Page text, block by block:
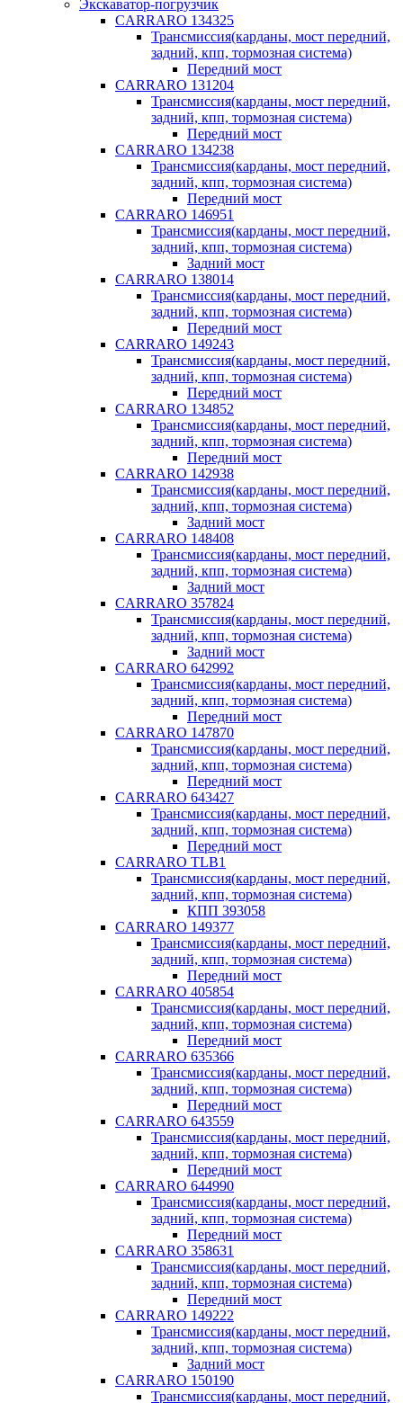
Экскаватор-погрузчик
CARRARO 134325
Трансмиссия(карданы, мост передний,
задний, кпп, тормозная система)
Передний мост
CARRARO 131204
Трансмиссия(карданы, мост передний,
задний, кпп, тормозная система)
Передний мост
CARRARO 134238
Трансмиссия(карданы, мост передний,
задний, кпп, тормозная система)
Передний мост
CARRARO 146951
Трансмиссия(карданы, мост передний,
задний, кпп, тормозная система)
Задний мост
CARRARO 138014
Трансмиссия(карданы, мост передний,
задний, кпп, тормозная система)
Передний мост
CARRARO 149243
Трансмиссия(карданы, мост передний,
задний, кпп, тормозная система)
Передний мост
CARRARO 134852
Трансмиссия(карданы, мост передний,
задний, кпп, тормозная система)
Передний мост
CARRARO 142938
Трансмиссия(карданы, мост передний,
задний, кпп, тормозная система)
Задний мост
CARRARO 148408
Трансмиссия(карданы, мост передний,
задний, кпп, тормозная система)
Задний мост
CARRARO 357824
Трансмиссия(карданы, мост передний,
задний, кпп, тормозная система)
Задний мост
CARRARO 642992
Трансмиссия(карданы, мост передний,
задний, кпп, тормозная система)
Передний мост
CARRARO 147870
Трансмиссия(карданы, мост передний,
задний, кпп, тормозная система)
Передний мост
CARRARO 643427
Трансмиссия(карданы, мост передний,
задний, кпп, тормозная система)
Передний мост
CARRARO TLB1
Трансмиссия(карданы, мост передний,
задний, кпп, тормозная система)
КПП 393058
CARRARO 149377
Трансмиссия(карданы, мост передний,
задний, кпп, тормозная система)
Передний мост
CARRARO 405854
Трансмиссия(карданы, мост передний,
задний, кпп, тормозная система)
Передний мост
CARRARO 635366
Трансмиссия(карданы, мост передний,
задний, кпп, тормозная система)
Передний мост
CARRARO 643559
Трансмиссия(карданы, мост передний,
задний, кпп, тормозная система)
Передний мост
CARRARO 644990
Трансмиссия(карданы, мост передний,
задний, кпп, тормозная система)
Передний мост
CARRARO 358631
Трансмиссия(карданы, мост передний,
задний, кпп, тормозная система)
Передний мост
CARRARO 149222
Трансмиссия(карданы, мост передний,
задний, кпп, тормозная система)
Задний мост
CARRARO 150190
Трансмиссия(карданы, мост передний,